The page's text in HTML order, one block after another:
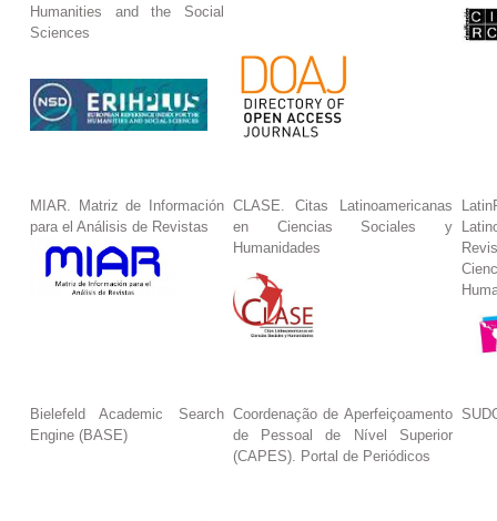
Humanities and the Social
Sciences
MIAR. Matriz de Información
para el Análisis de Revistas
CLASE. Citas Latinoamericanas
en Ciencias Sociales y
Humanidades
Bielefeld Academic Search
Engine (BASE)
Coordenação de Aperfeiçoamento
de Pessoal de Nível Superior
(CAPES). Portal de Periódicos